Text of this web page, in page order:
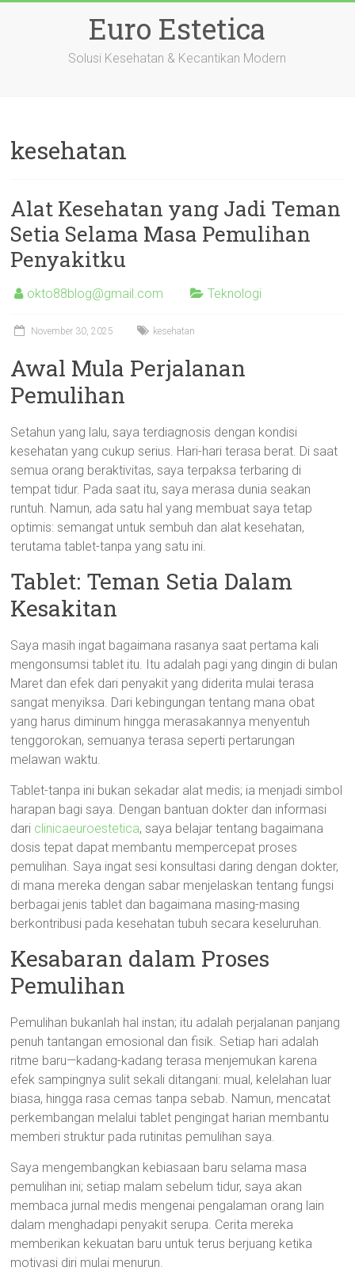
Euro Estetica
Solusi Kesehatan & Kecantikan Modern
kesehatan
Alat Kesehatan yang Jadi Teman
Setia Selama Masa Pemulihan
Penyakitku
okto88blog@gmail.com Teknologi
November 30, 2025 kesehatan
Awal Mula Perjalanan
Pemulihan
Setahun yang lalu, saya terdiagnosis dengan kondisi
kesehatan yang cukup serius. Hari-hari terasa berat. Di saat
semua orang beraktivitas, saya terpaksa terbaring di
tempat tidur. Pada saat itu, saya merasa dunia seakan
runtuh. Namun, ada satu hal yang membuat saya tetap
optimis: semangat untuk sembuh dan alat kesehatan,
terutama tablet-tanpa yang satu ini.
Tablet: Teman Setia Dalam
Kesakitan
Saya masih ingat bagaimana rasanya saat pertama kali
mengonsumsi tablet itu. Itu adalah pagi yang dingin di bulan
Maret dan efek dari penyakit yang diderita mulai terasa
sangat menyiksa. Dari kebingungan tentang mana obat
yang harus diminum hingga merasakannya menyentuh
tenggorokan, semuanya terasa seperti pertarungan
melawan waktu.
Tablet-tanpa ini bukan sekadar alat medis; ia menjadi simbol
harapan bagi saya. Dengan bantuan dokter dan informasi
dari clinicaeuroestetica, saya belajar tentang bagaimana
dosis tepat dapat membantu mempercepat proses
pemulihan. Saya ingat sesi konsultasi daring dengan dokter,
di mana mereka dengan sabar menjelaskan tentang fungsi
berbagai jenis tablet dan bagaimana masing-masing
berkontribusi pada kesehatan tubuh secara keseluruhan.
Kesabaran dalam Proses
Pemulihan
Pemulihan bukanlah hal instan; itu adalah perjalanan panjang
penuh tantangan emosional dan fisik. Setiap hari adalah
ritme baru—kadang-kadang terasa menjemukan karena
efek sampingnya sulit sekali ditangani: mual, kelelahan luar
biasa, hingga rasa cemas tanpa sebab. Namun, mencatat
perkembangan melalui tablet pengingat harian membantu
memberi struktur pada rutinitas pemulihan saya.
Saya mengembangkan kebiasaan baru selama masa
pemulihan ini; setiap malam sebelum tidur, saya akan
membaca jurnal medis mengenai pengalaman orang lain
dalam menghadapi penyakit serupa. Cerita mereka
memberikan kekuatan baru untuk terus berjuang ketika
motivasi diri mulai menurun.